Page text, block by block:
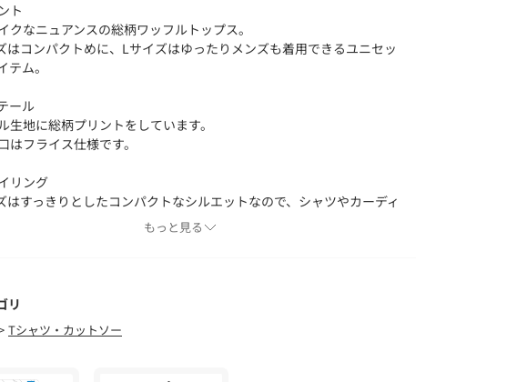
ト
クなニュアンスの総柄ワッフルトップス。
はコンパクトめに、Lサイズはゆったりメンズも着用できるユニセッ
テム。
ール
生地に総柄プリントをしています。
はフライス仕様です。
リング
はすっきりとしたコンパクトなシルエットなので、シャツやカーディ
ジップパーカーなどの羽織りのインナーにも大活躍。
タグ付き
が凹凸していることにより、通気性・吸水性・保温性が高まりま
もっと見る
リ
Tシャツ・カットソー